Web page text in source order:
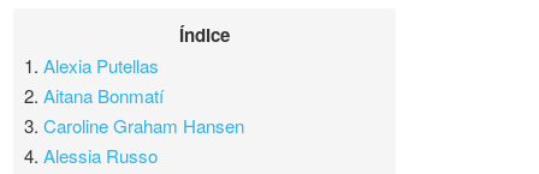
Índice
1.Alexia Putellas
2.Aitana Bonmatí
3.Caroline Graham Hansen
4.Alessia Russo